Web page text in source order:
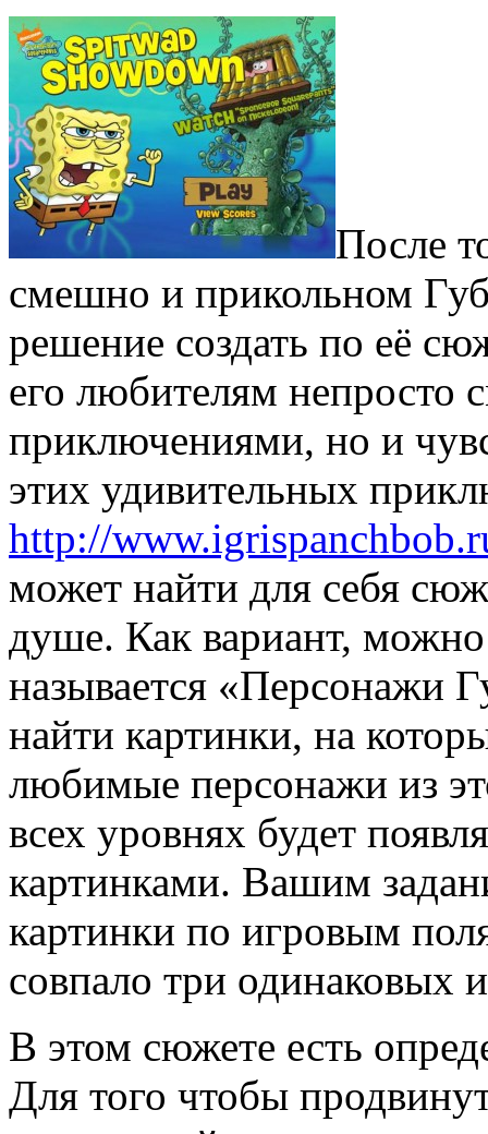
После
смешно и прикольном
решение создать по её
его любителям непросто
приключениями, но и
этих удивительных
http://
может найти для себя
душе. Как вариант, можно
называется «Персонажи
найти картинки, на
любимые персонажи из
всех уровнях будет
картинками. Вашим
картинки по игровым
совпало три одинаковых
В этом сюжете есть
Для того чтобы